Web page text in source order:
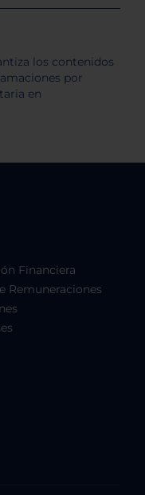
Financiera
Remuneraciones